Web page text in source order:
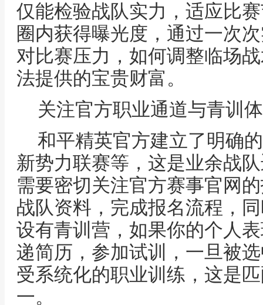
仅能检验战队实力，适应比
圈内获得曝光度，通过一次
对比赛压力，如何调整临场
法提供的宝贵财富。
关注官方职业通道与青训
和平精英官方建立了明确
新势力联赛等，这是业余战
需要密切关注官方赛事官网
战队资料，完成报名流程，
设有青训营，如果你的个人
递简历，参加试训，一旦被
受系统化的职业训练，这是
一。